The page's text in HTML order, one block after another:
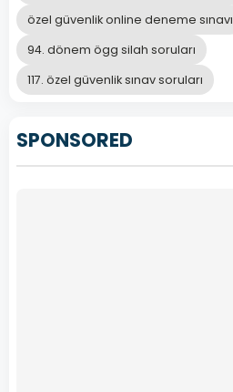
özel güvenlik online deneme sınavı
94. dönem ögg silah soruları
117. özel güvenlik sınav soruları
SPONSORED